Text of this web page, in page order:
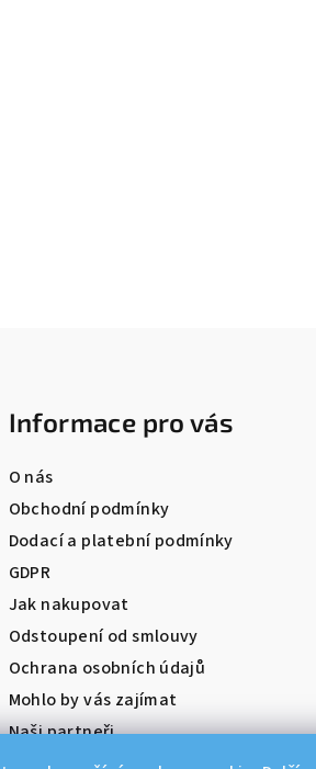
Informace pro vás
O nás
Obchodní podmínky
Dodací a platební podmínky
GDPR
Jak nakupovat
Odstoupení od smlouvy
Ochrana osobních údajů
Mohlo by vás zajímat
Naši partneři